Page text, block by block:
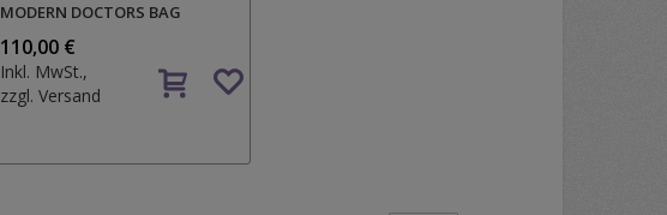
MODERN DOCTORS BAG
110,00 €
Inkl. MwSt.,
zzgl.Versand
Auf
den